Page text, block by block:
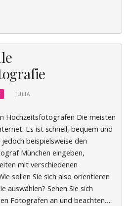
JULIA
Hochzeitsfotografen Die meisten
Es ist schnell, bequem und
beispielsweise den
München eingeben,
mit verschiedenen
sollen Sie sich also orientieren
auswählen? Sehen Sie sich
Fotografen an und beachten…